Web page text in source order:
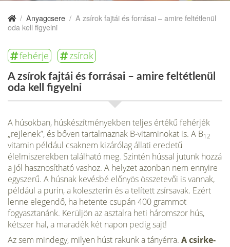
/ Anyagcsere / A zsírok fajtái és forrásai – amire feltétlenül
oda kell figyelni
fehérje zsírok
A zsírok fajtái és forrásai – amire feltétlenül
oda kell figyelni
A húsokban, húskészítményekben teljes értékű fehérjék
„rejlenek”, és bőven tartalmaznak B-vitaminokat is. A B12
vitamin például csaknem kizá­rólag állati eredetű
élelmiszerekben található meg. Szintén hússal jutunk hozzá
a jól hasznosítható vashoz. A hely­zet azonban nem ennyire
egyszerű. A húsnak kevésbé előnyös összetevői is vannak,
például a purin, a koleszterin és a telített zsírsavak. Ezért
lenne elegendő, ha hetente csupán 400 gram­mot
fogyasztanánk. Kerüljön az asztalra heti háromszor hús,
kétszer hal, a mara­dék két napon pedig sajt!
Az sem mindegy, milyen húst rakunk a tányérra. A csirke-